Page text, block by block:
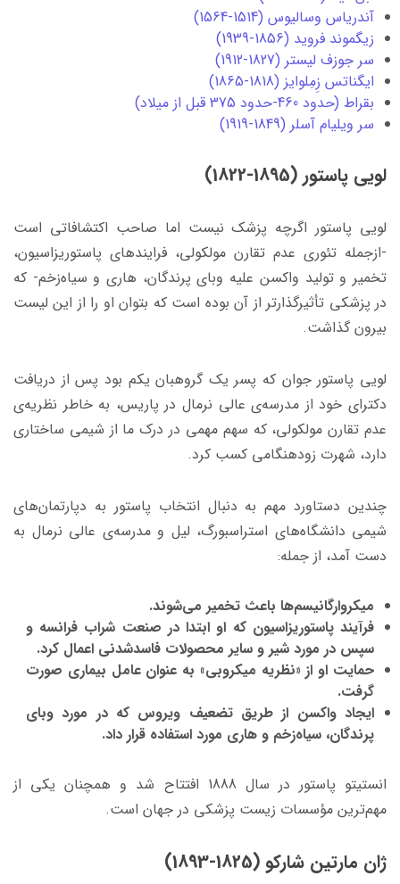
آندریاس وسالیوس (1514-1564)
زیگموند فروید (1856-1939)
سر جوزف لیستر (1827-1912)
ایگناتس زِمِلوایز (1818-1865)
بقراط (حدود 460-حدود 375 قبل از میلاد)
سر ویلیام آسلر (1849-1919)
لویی پاستور (1895-1822)
لویی پاستور اگرچه پزشک نیست اما صاحب اکتشافاتی است
-ازجمله تئوری عدم تقارن مولکولی، فرایندهای پاستوریزاسیون،
تخمیر و تولید واکسن علیه وبای پرندگان، هاری و سیاه‌زخم- که
در پزشکی تأثیرگذارتر از آن بوده ‌است که بتوان او را از این لیست
بیرون گذاشت.
لویی پاستور جوان که پسر یک گروهبان‌ یکم بود پس از دریافت
دکترای خود از مدرسه‌ی عالی نرمال در پاریس، به خاطر نظریه‌ی
عدم تقارن مولکولی، که سهم مهمی در درک ما از شیمی ساختاری
دارد، شهرت زودهنگامی کسب کرد.
چندین دستاورد مهم به دنبال انتخاب پاستور به دپارتمان‌های
شیمی دانشگاه‌های استراسبورگ، لیل و مدرسه‌ی عالی نرمال به
دست آمد، از جمله:
میکروارگانیسم‌ها باعث تخمیر می‌شوند.
فرآیند پاستوریزاسیون که او ابتدا در صنعت شراب فرانسه و
سپس در مورد شیر و سایر محصولات فاسدشدنی اعمال کرد.
حمایت او از «نظریه میکروبی» به عنوان عامل بیماری صورت
گرفت.
ایجاد واکسن از طریق تضعیف ویروس که در مورد وبای
پرندگان، سیاه‌زخم و هاری مورد استفاده قرار داد.
انستیتو پاستور در سال 1888 افتتاح شد و همچنان یکی از
مهم‌ترین مؤسسات زیست پزشکی در جهان است.
ژان مارتین شارکو (1825-1893)